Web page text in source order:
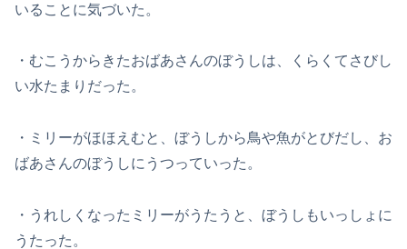
いることに気づいた。
・むこうからきたおばあさんのぼうしは、くらくてさびし
い水たまりだった。
・ミリーがほほえむと、ぼうしから鳥や魚がとびだし、お
ばあさんのぼうしにうつっていった。
・うれしくなったミリーがうたうと、ぼうしもいっしょに
うたった。